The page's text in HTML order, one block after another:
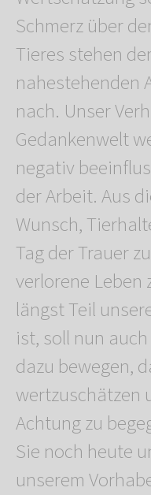
Schmerz über
Tieres stehen
nahestehenden
nach. Unser
Gedankenwelt
negativ
der Arbeit. Aus
Wunsch,
Tag der Trauer
verlorene Leben
längst Teil
ist, soll nun
dazu bewegen,
wertzuschätzen
Achtung zu
Sie noch heute
unserem